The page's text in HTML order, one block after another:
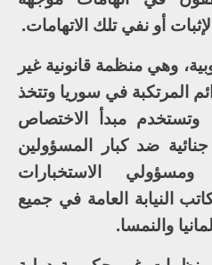
أو نفي تلك الاتهامات.
وهي منظمة قانونية غير
المرتكبة في سوريا وتتخذ
وتستخدم مبدأ الاختصاص
ضد كبار المسؤولين
ومسؤولي الاستخبارات
النيابة العامة في جميع
والنمسا.